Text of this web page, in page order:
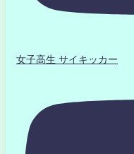
女子高生 サイキッカー